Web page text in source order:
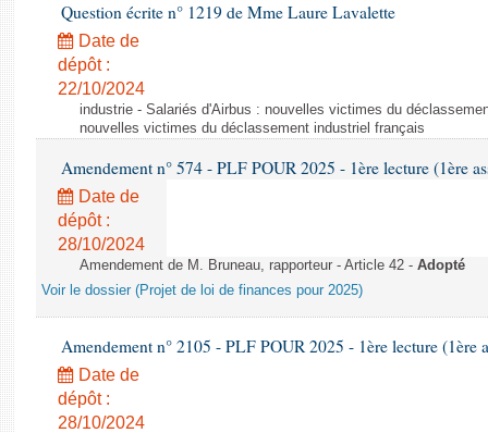
Dossiers législatifs
Budget et sécurité sociale
Questions écrites et orales
Comptes rendus des débats
Question écrite n° 1219 de Mme Laure Lavalette
Date de
dépôt :
22/10/2024
industrie - Salariés d'Airbus : nouvelles victimes du
nouvelles victimes du déclassement industriel français
Amendement n° 574 - PLF POUR 2025 - 1ère lecture (1ère
Date de
dépôt :
28/10/2024
Amendement de M. Bruneau, rapporteur - Article 42 - Adopté
Voir le dossier (Projet de loi de finances pour 2025)
Amendement n° 2105 - PLF POUR 2025 - 1ère lecture (1ère
Date de
dépôt :
28/10/2024